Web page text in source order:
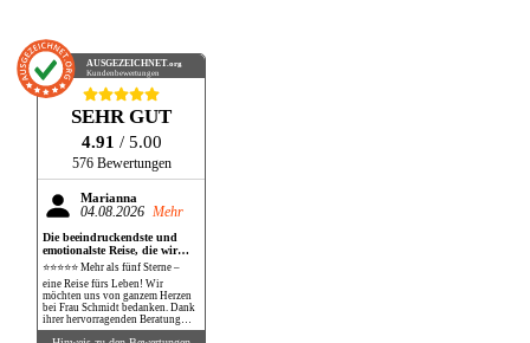
AUSGEZEICHNET.org
Kundenbewertungen
SEHR GUT
4.91 / 5.00
576 Bewertungen
Marianna
04.08.2026 Mehr
Die beeindruckendste und
emotionalste Reise, die wir
bisher gemacht haben!
⭐⭐⭐⭐⭐ Mehr als fünf Sterne –
eine Reise fürs Leben! Wir
möchten uns von ganzem Herzen
bei Frau Schmidt bedanken. Dank
ihrer hervorragenden Beratung
und perfekten Organisation